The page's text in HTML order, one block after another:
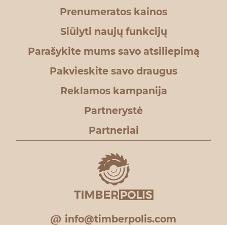
Prenumeratos kainos
Siūlyti naujų funkcijų
Parašykite mums savo atsiliepimą
Pakvieskite savo draugus
Reklamos kampanija
Partnerystė
Partneriai
info@timberpolis.com